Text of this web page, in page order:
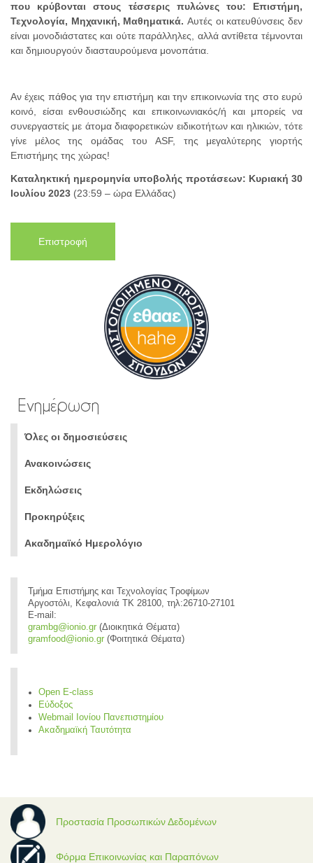
που κρύβονται στους τέσσερις πυλώνες του: Επιστήμη,
Τεχνολογία, Μηχανική, Μαθηματικά. Αυτές οι κατευθύνσεις δεν
είναι μονοδιάστατες και ούτε παράλληλες, αλλά αντίθετα τέμνονται
και δημιουργούν διασταυρούμενα μονοπάτια.
Αν έχεις πάθος για την επιστήμη και την επικοινωνία της στο ευρύ
κοινό, είσαι ενθουσιώδης και επικοινωνιακός/ή και μπορείς να
συνεργαστείς με άτομα διαφορετικών ειδικοτήτων και ηλικιών, τότε
γίνε μέλος της ομάδας του ASF, της μεγαλύτερης γιορτής
Επιστήμης της χώρας!
Καταληκτική ημερομηνία υποβολής προτάσεων: Κυριακή 30
Ιουλίου 2023 (23:59 – ώρα Ελλάδας)
Επιστροφή
Ενημέρωση
Όλες οι δημοσιεύσεις
Ανακοινώσεις
Εκδηλώσεις
Προκηρύξεις
Ακαδημαϊκό Ημερολόγιο
Τμήμα Επιστήμης και Τεχνολογίας Τροφίμων
Αργοστόλι, Κεφαλονιά ΤΚ 28100, τηλ:26710-27101
E-mail:
grambg@ionio.gr (Διοικητικά Θέματα)
gramfood@ionio.gr (Φοιτητικά Θέματα)
Open E-class
Εύδοξος
Webmail Ιονίου Πανεπιστημίου
Ακαδημαϊκή Ταυτότητα
Προστασία Προσωπικών Δεδομένων
Φόρμα Επικοινωνίας και Παραπόνων